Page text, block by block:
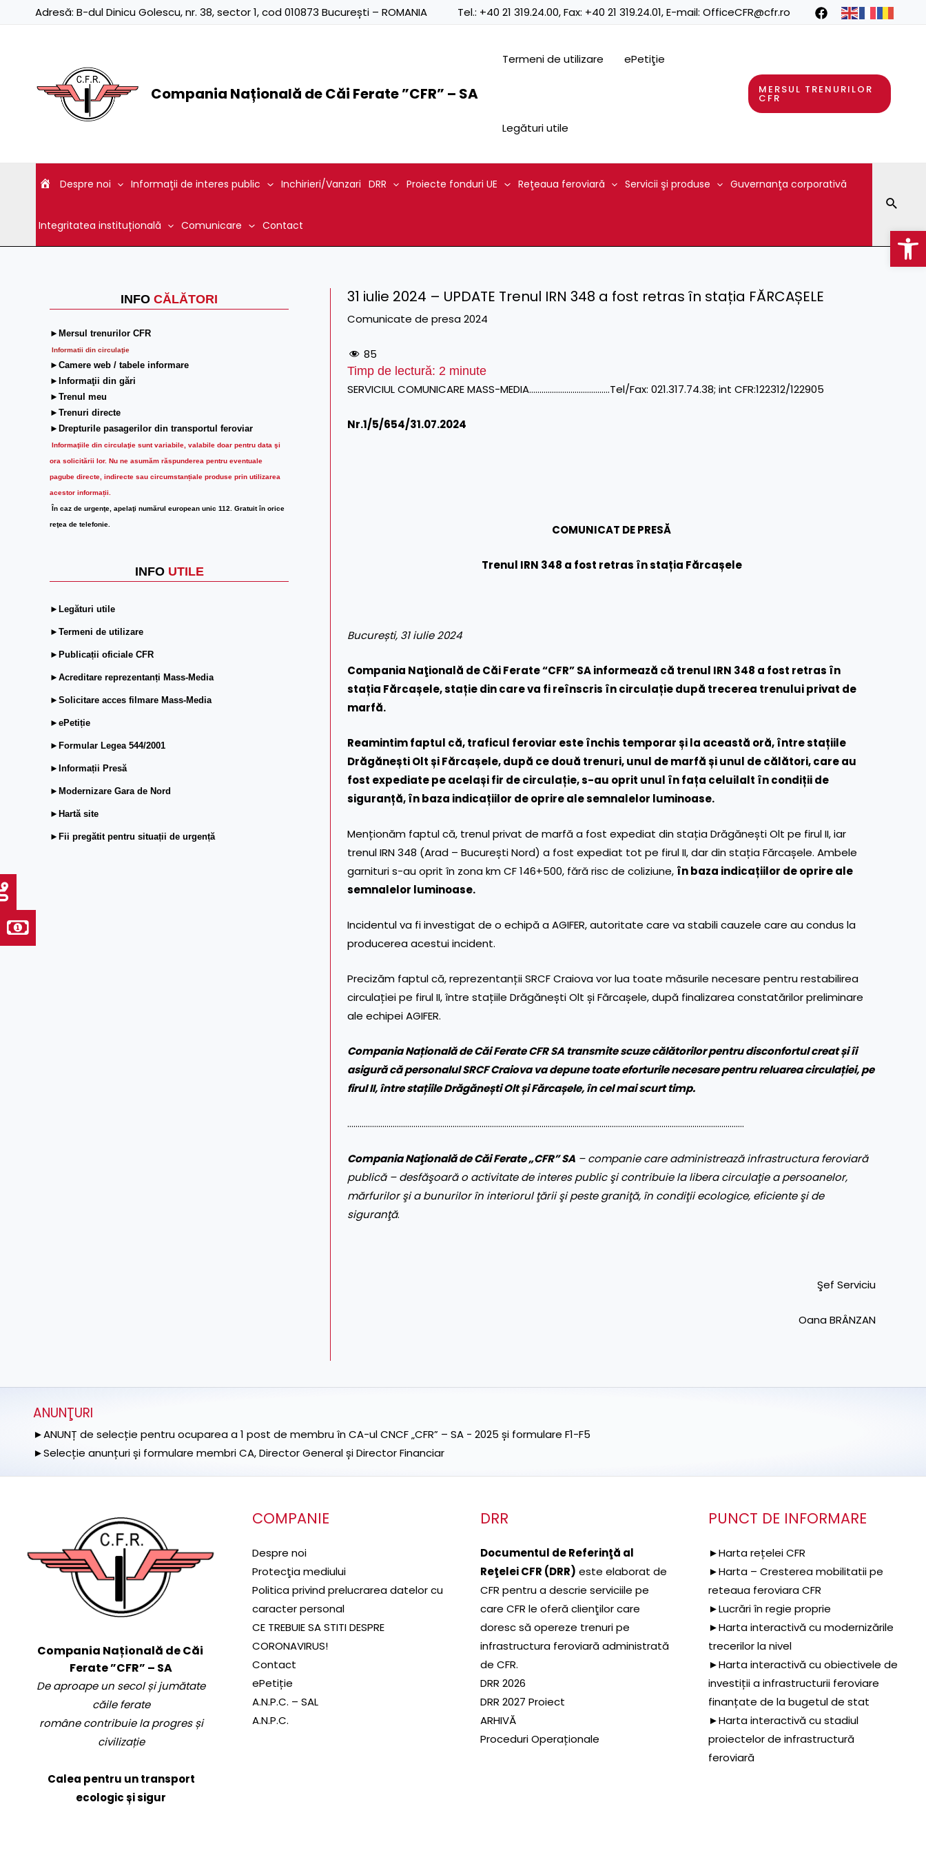
Adresă: B-dul Dinicu Golescu, nr. 38, sector 1, cod 010873 București – ROMANIA Tel.: +40 21 319.24.00, Fax: +40 21 319.24.01, E-mail: OfficeCFR@cfr.ro
Compania Națională de Căi Ferate ”CFR” – SA
Termeni de utilizare ePetiţie
Legături utile
MERSUL TRENURILOR
CFR
Despre noi Informaţii de interes public Inchirieri/Vanzari DRR Proiecte fonduri UE Reţeaua feroviară Servicii şi produse Guvernanţa corporativă
Integritatea instituțională Comunicare Contact
INFO CĂLĂTORI
►Mersul trenurilor CFR
Informatii din circulaţie
►Camere web / tabele informare
►Informaţii din gări
►Trenul meu
►Trenuri directe
►Drepturile pasagerilor din transportul feroviar
Informaţiile din circulaţie sunt variabile, valabile doar pentru data şi
ora solicitării lor. Nu ne asumăm răspunderea pentru eventuale
pagube directe, indirecte sau circumstanțiale produse prin utilizarea
acestor informații.
În caz de urgenţe, apelaţi numărul european unic 112. Gratuit în orice
reţea de telefonie.
INFO UTILE
►Legături utile
►Termeni de utilizare
►Publicații oficiale CFR
►Acreditare reprezentanți Mass-Media
►Solicitare acces filmare Mass-Media
►ePetiție
►Formular Legea 544/2001
►Informații Presă
►Modernizare Gara de Nord
►Hartă site
►Fii pregătit pentru situații de urgență
31 iulie 2024 – UPDATE Trenul IRN 348 a fost retras în stația FĂRCAȘELE
Comunicate de presa 2024
85
Timp de lectură: 2 minute
SERVICIUL COMUNICARE MASS-MEDIA…………………………………Tel/Fax: 021.317.74.38; int CFR:122312/122905
Nr.1/5/654/31.07.2024
COMUNICAT DE PRESĂ
Trenul IRN 348 a fost retras în stația Fărcașele
București, 31 iulie 2024
Compania Naţională de Căi Ferate “CFR” SA informează că trenul IRN 348 a fost retras în
stația Fărcașele, stație din care va fi reînscris în circulație după trecerea trenului privat de
marfă.
Reamintim faptul că, traficul feroviar este închis temporar și la această oră, între stațiile
Drăgănești Olt și Fărcașele, după ce două trenuri, unul de marfă și unul de călători, care au
fost expediate pe același fir de circulație, s-au oprit unul în fața celuilalt în condiții de
siguranță, în baza indicațiilor de oprire ale semnalelor luminoase.
Menționăm faptul că, trenul privat de marfă a fost expediat din stația Drăgănești Olt pe firul II, iar
trenul IRN 348 (Arad – București Nord) a fost expediat tot pe firul II, dar din stația Fărcașele. Ambele
garnituri s-au oprit în zona km CF 146+500, fără risc de coliziune, în baza indicațiilor de oprire ale
semnalelor luminoase.
Incidentul va fi investigat de o echipă a AGIFER, autoritate care va stabili cauzele care au condus la
producerea acestui incident.
Precizăm faptul că, reprezentanții SRCF Craiova vor lua toate măsurile necesare pentru restabilirea
circulației pe firul II, între stațiile Drăgănești Olt și Fărcașele, după finalizarea constatărilor preliminare
ale echipei AGIFER.
Compania Națională de Căi Ferate CFR SA transmite scuze călătorilor pentru disconfortul creat și îi
asigură că personalul SRCF Craiova va depune toate eforturile necesare pentru reluarea circulației, pe
firul II, între stațiile Drăgănești Olt și Fărcașele, în cel mai scurt timp.
…………………………………………………………………………………………………………………………………………………………………………
Compania Naţională de Căi Ferate „CFR” SA – companie care administrează infrastructura feroviară
publică – desfăşoară o activitate de interes public şi contribuie la libera circulaţie a persoanelor,
mărfurilor şi a bunurilor în interiorul ţării şi peste graniţă, în condiţii ecologice, eficiente şi de
siguranţă.
Şef Serviciu
Oana BRÂNZAN
ANUNŢURI
►ANUNȚ de selecție pentru ocuparea a 1 post de membru în CA-ul CNCF „CFR” – SA - 2025 și formulare F1-F5
►Selecție anunțuri și formulare membri CA, Director General și Director Financiar
Compania Națională de Căi
Ferate ”CFR” – SA
De aproape un secol și jumătate
căile ferate
române contribuie la progres și
civilizație
Calea pentru un transport
ecologic și sigur
COMPANIE
Despre noi
Protecţia mediului
Politica privind prelucrarea datelor cu
caracter personal
CE TREBUIE SA STITI DESPRE
CORONAVIRUS!
Contact
ePetiție
A.N.P.C. – SAL
A.N.P.C.
DRR
Documentul de Referinţă al
Reţelei CFR (DRR) este elaborat de
CFR pentru a descrie serviciile pe
care CFR le oferă clienţilor care
doresc să opereze trenuri pe
infrastructura feroviară administrată
de CFR.
DRR 2026
DRR 2027 Proiect
ARHIVĂ
Proceduri Operaționale
PUNCT DE INFORMARE
►Harta rețelei CFR
►Harta – Cresterea mobilitatii pe
reteaua feroviara CFR
►Lucrări în regie proprie
►Harta interactivă cu modernizările
trecerilor la nivel
►Harta interactivă cu obiectivele de
investiții a infrastructurii feroviare
finanțate de la bugetul de stat
►Harta interactivă cu stadiul
proiectelor de infrastructură
feroviară